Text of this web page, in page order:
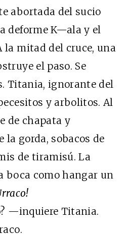
abortada del sucio
deforme K—ala y el
la mitad del cruce, una
el paso. Se
Titania, ignorante del
y arbolitos. Al
de chapata y
gorda, sobacos de
de tiramisú. La
boca como hangar un
—inquiere Titania.